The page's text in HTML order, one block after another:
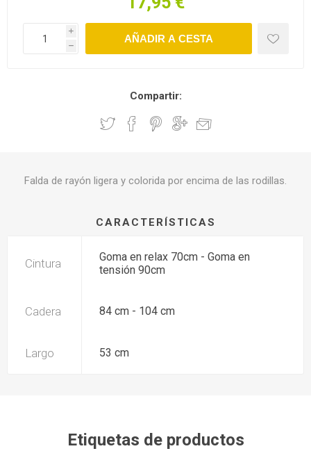
i
h
Compartir:
Falda de rayón ligera y colorida por encima de las rodillas.
CARACTERÍSTICAS
Cintura
Goma en relax 70cm - Goma en
tensión 90cm
Cadera 84 cm - 104 cm
Largo 53 cm
Etiquetas de productos